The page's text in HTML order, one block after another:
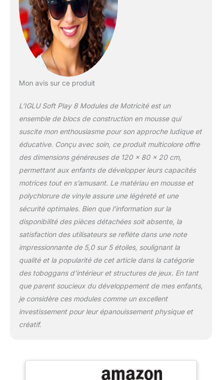
production de la mousse
à la couture, est
soigneusement vérifiée
afin d'assurer un savoir-
faire plus élevé. Nous
Notre produit est certifié
sécurité américaines et
européennes,
garantissant qu'il est
exempt de substances
sûr pour les enfants.
FABRICATION :
Fièrement fabriqué en
Lettonie, un pays de
l'Union européenne,
notre équipement de jeu
souple est fabriqué avec
précision - composé de
mousse PE et recouvert
de cuir végétalien (PVC).
Mon avis sur ce produit
L’IGLU Soft Play 8 Modules de Motricité est un
ensemble de blocs de construction en mousse qui
suscite mon enthousiasme pour son approche ludique et
éducative. Conçu avec soin, ce produit multicolore offre
des dimensions généreuses de 120 x 80 x 20 cm,
permettant aux enfants de développer leurs capacités
motrices tout en s’amusant. Le matériau en mousse et
polychlorure de vinyle assure une légèreté et une
sécurité optimales. Bien que l’information sur la
disponibilité des pièces détachées soit absente, la
satisfaction des utilisateurs se reflète dans une note
impressionnante de 5,0 sur 5 étoiles, soulignant la
qualité et la popularité de cet article dans la catégorie
des toboggans d’intérieur et structures de jeux. En tant
que parent soucieux du développement de mes enfants,
je considère ces modules comme un excellent
investissement pour leur épanouissement physique et
créatif.